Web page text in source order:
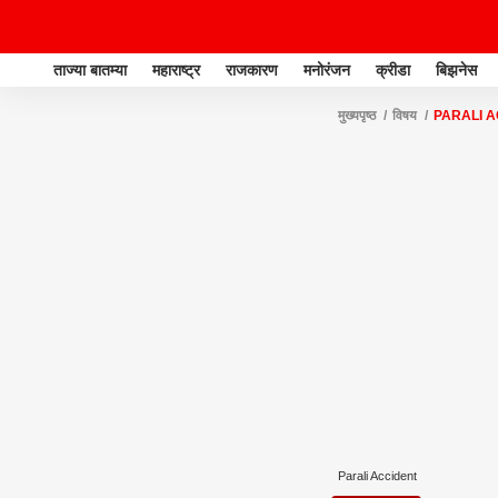
ताज्या बातम्या महाराष्ट्र राजकारण मनोरंजन क्रीडा बिझनेस
मुख्यपृष्ठ विषय PARALI
Parali Accident